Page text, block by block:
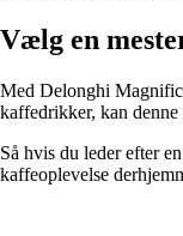
Vælg en
Med Delonghi
kaffedrikker, kan
Så hvis du leder efter
kaffeoplevelse